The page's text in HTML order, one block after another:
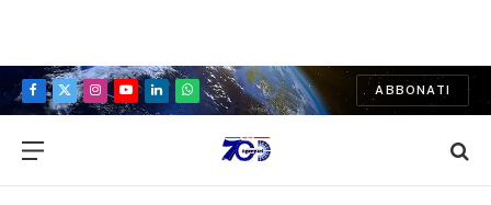
Facebook
X
Instagram
YouTubeLinkedInWhatsApp
ABBONATI